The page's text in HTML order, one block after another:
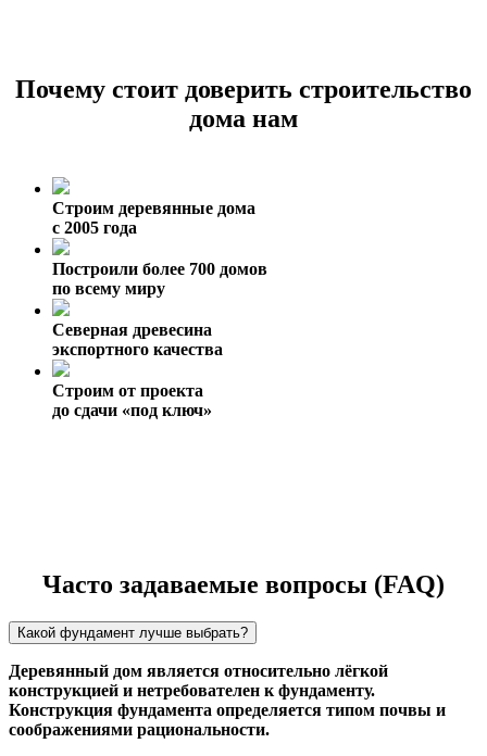
Почему стоит доверить строительство
дома нам
Строим деревянные дома
с 2005 года
Построили более 700 домов
по всему миру
Северная древесина
экспортного качества
Строим от проекта
до сдачи «под ключ»
Часто задаваемые вопросы (FAQ)
Какой фундамент лучше выбрать?
Деревянный дом является относительно лёгкой
конструкцией и нетребователен к фундаменту.
Конструкция фундамента определяется типом почвы и
соображениями рациональности.